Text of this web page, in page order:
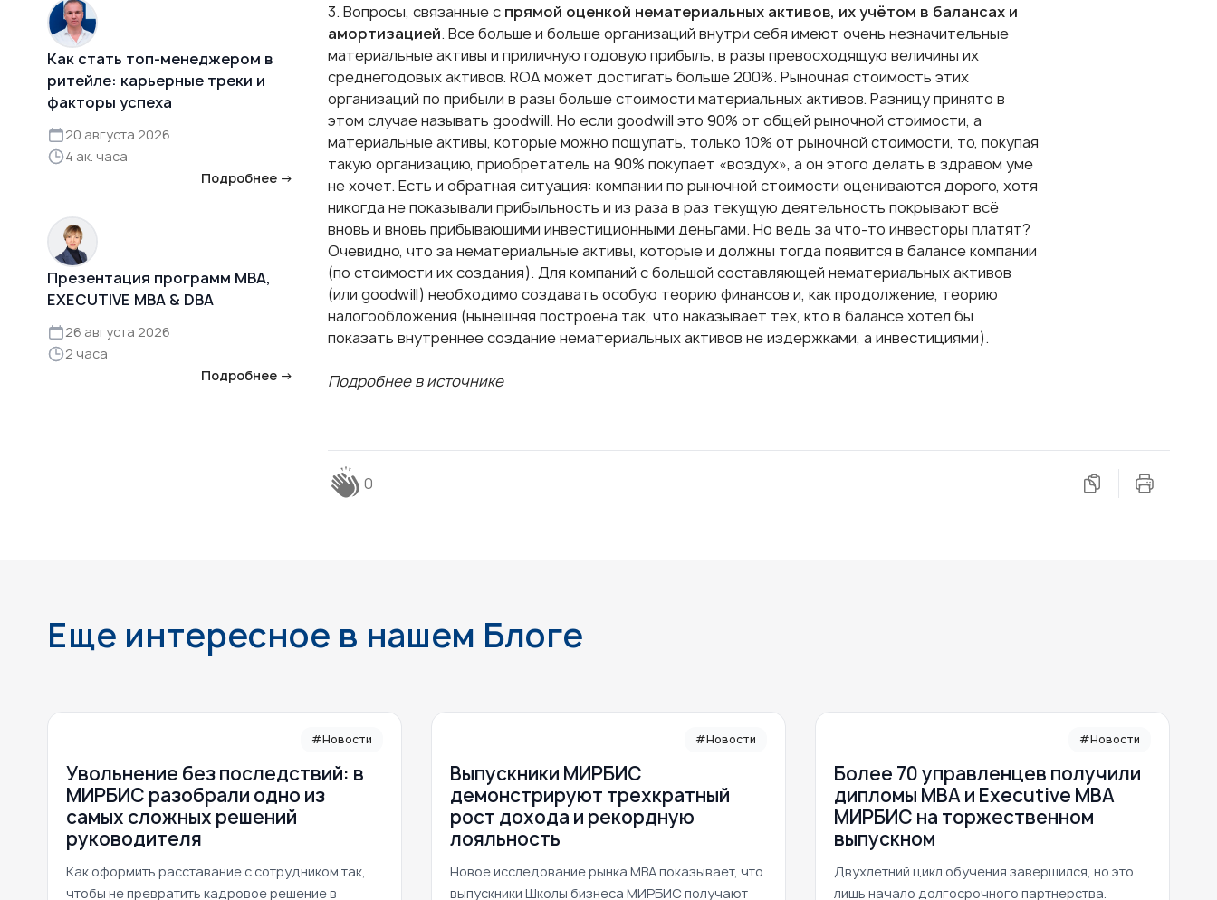
3. Вопросы, связанные с прямой оценкой нематериальных активов, их учётом в балансах и
амортизацией. Все больше и больше организаций внутри себя имеют очень незначительные
материальные активы и приличную годовую прибыль, в разы превосходящую величины их
среднегодовых активов. ROA может достигать больше 200%. Рыночная стоимость этих
организаций по прибыли в разы больше стоимости материальных активов. Разницу принято в
этом случае называть goodwill. Но если goodwill это 90% от общей рыночной стоимости, а
материальные активы, которые можно пощупать, только 10% от рыночной стоимости, то, покупая
такую организацию, приобретатель на 90% покупает «воздух», а он этого делать в здравом уме
не хочет. Есть и обратная ситуация: компании по рыночной стоимости оцениваются дорого, хотя
никогда не показывали прибыльность и из раза в раз текущую деятельность покрывают всё
вновь и вновь прибывающими инвестиционными деньгами. Но ведь за что-то инвесторы платят?
Очевидно, что за нематериальные активы, которые и должны тогда появится в балансе компании
(по стоимости их создания). Для компаний с большой составляющей нематериальных активов
(или goodwill) необходимо создавать особую теорию финансов и, как продолжение, теорию
налогообложения (нынешняя построена так, что наказывает тех, кто в балансе хотел бы
показать внутреннее создание нематериальных активов не издержками, а инвестициями).
Подробнее в источнике
Как стать топ-менеджером в
ритейле: карьерные треки и
факторы успеха
20 августа 2026
4 ак. часа
Подробнее →
Презентация программ MBA,
EXECUTIVE MBA & DBA
26 августа 2026
2 часа
Подробнее →
0
Еще интересное в нашем Блоге
#Новости
Увольнение без последствий: в
МИРБИС разобрали одно из
самых сложных решений
руководителя
Как оформить расставание с сотрудником так,
чтобы не превратить кадровое решение в
#Новости
Выпускники МИРБИС
демонстрируют трехкратный
рост дохода и рекордную
лояльность
Новое исследование рынка MBA показывает, что
выпускники Школы бизнеса МИРБИС получают
#Новости
Более 70 управленцев получили
дипломы MBA и Executive MBA
МИРБИС на торжественном
выпускном
Двухлетний цикл обучения завершился, но это
лишь начало долгосрочного партнерства.